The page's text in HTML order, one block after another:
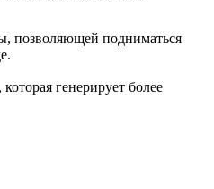
позволяющей подниматься
генерирует более